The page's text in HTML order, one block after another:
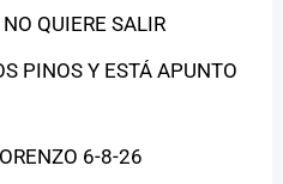
QUIERE SALIR
PINOS Y ESTÁ APUNTO
6-8-26